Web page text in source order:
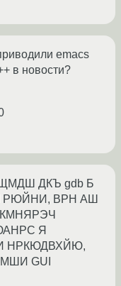
emacs
в новости?
ДКЪ gdb Б
РЮЙНИ, ВРН АШ
Я
НРКЮДВХЙЮ,
GUI